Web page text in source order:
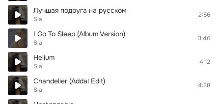
Лучшая подруга на русском
Sia
2:56
I Go To Sleep (Album Version)
Sia
3:46
Helium
Sia
4:12
Chandelier (Addal Edit)
Sia
4:38